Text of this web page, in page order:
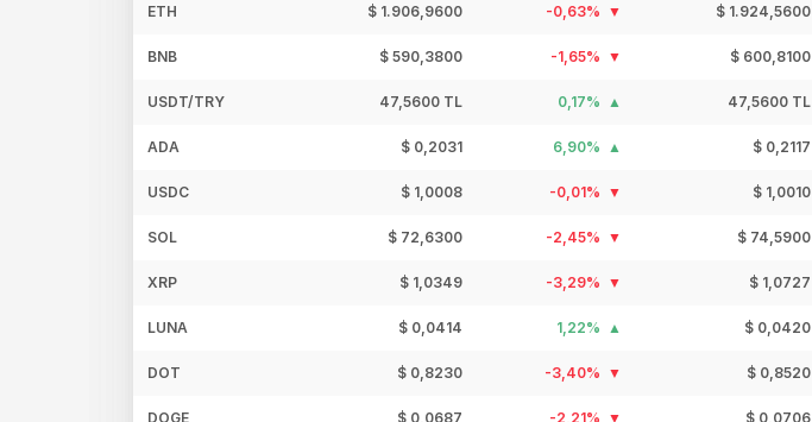
ETH $ 1.906,9600 -0,63% $ 1.924,5600
BNB $ 590,3800 -1,65% $ 600,8100
USDT/TRY 47,5600 TL 0,17% 47,5600 TL
ADA $ 0,2031 6,90% $ 0,2117
USDC $ 1,0008 -0,01% $ 1,0010
SOL $ 72,6300 -2,45% $ 74,5900
XRP $ 1,0349 -3,29% $ 1,0727
LUNA $ 0,0414 1,22% $ 0,0420
DOT $ 0,8230 -3,40% $ 0,8520
DOGE $ 0,0687 -2,21% $ 0,0706